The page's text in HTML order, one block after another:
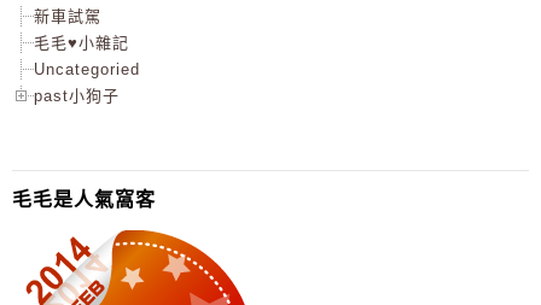
新車試駕
毛毛♥小雜記
Uncategoried
past小狗子
毛毛是人氣窩客